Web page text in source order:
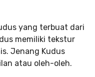
yang terbuat dari
memiliki tekstur
Jenang Kudus
atau oleh-oleh.